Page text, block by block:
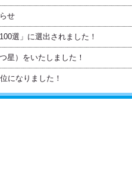
せ
選」に選出されました！
星）をいたしました！
になりました！